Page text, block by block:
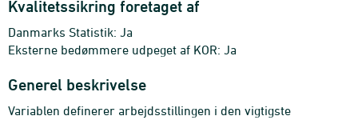
Kvalitetssikring foretaget af
Danmarks Statistik: Ja
Eksterne bedømmere udpeget af KOR: Ja
Generel beskrivelse
Variablen definerer arbejdsstillingen i den vigtigste